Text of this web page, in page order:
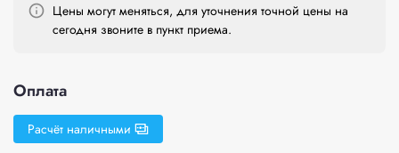
Цены могут меняться, для уточнения точной цены на
сегодня звоните в пункт приема.
Оплата
Расчёт наличными